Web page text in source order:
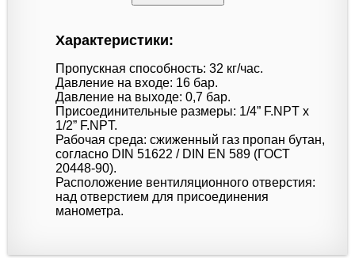
Характеристики:
Пропускная способность: 32 кг/час.
Давление на входе: 16 бар.
Давление на выходе: 0,7 бар.
Присоединительные размеры: 1/4” F.NPT x
1/2” F.NPT.
Рабочая среда: сжиженный газ пропан бутан,
согласно DIN 51622 / DIN EN 589 (ГОСТ
20448-90).
Расположение вентиляционного отверстия:
над отверстием для присоединения
манометра.